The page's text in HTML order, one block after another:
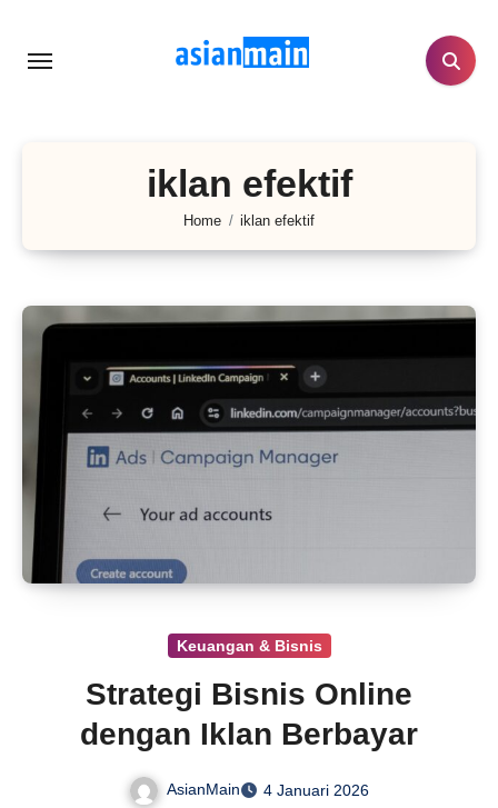
iklan efektif
Home iklan efektif
Keuangan & Bisnis
Strategi Bisnis Online
dengan Iklan Berbayar
AsianMain
4 Januari 2026